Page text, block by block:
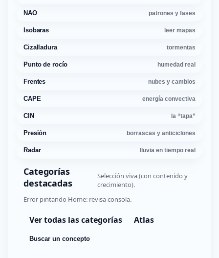
NAO patrones y fases
Isobaras leer mapas
Cizalladura tormentas
Punto de rocío humedad real
Frentes nubes y cambios
CAPE energía convectiva
CIN la “tapa”
Presión borrascas y anticiclones
Radar lluvia en tiempo real
Categorías
destacadas
Selección viva (con contenido y
crecimiento).
Error pintando Home: revisa consola.
Ver todas las categorías Atlas
Buscar un concepto